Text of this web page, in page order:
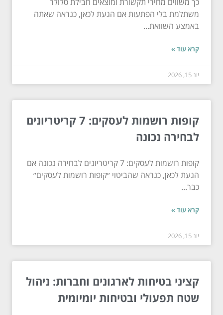
משתלמת בלי הפתעות אם הגעת לכאן, כנראה שאתה
באמצע השוואת...
קרא עוד »
יונ 15, 2026
קופות רושמות לעסקים: 7 קריטריונים
לבחירה נכונה
קופות רושמות לעסקים: 7 קריטריונים לבחירה נכונה אם
הגעת לכאן, כנראה שהביטוי ״קופות רושמות לעסקים״
כבר...
קרא עוד »
יונ 15, 2026
קציני בטיחות לארגונים וחברות: ניהול
שטח תפעולי ובטיחות יומיומית